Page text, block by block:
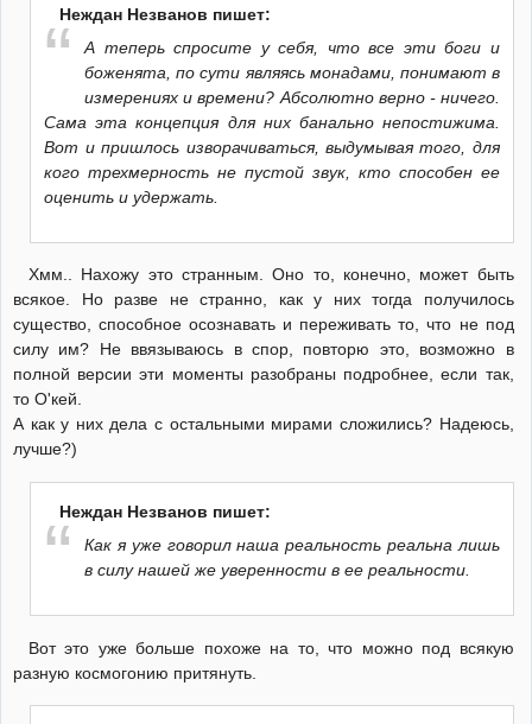
Неждан Незванов пишет:
А теперь спросите у себя, что все эти боги и
боженята, по сути являясь монадами, понимают в
измерениях и времени? Абсолютно верно - ничего.
Сама эта концепция для них банально непостижима.
Вот и пришлось изворачиваться, выдумывая того, для
кого трехмерность не пустой звук, кто способен ее
оценить и удержать.
Хмм.. Нахожу это странным. Оно то, конечно, может быть
всякое. Но разве не странно, как у них тогда получилось
существо, способное осознавать и переживать то, что не под
силу им? Не ввязываюсь в спор, повторю это, возможно в
полной версии эти моменты разобраны подробнее, если так,
то О'кей.
А как у них дела с остальными мирами сложились? Надеюсь,
лучше?)
Неждан Незванов пишет:
Как я уже говорил наша реальность реальна лишь
в силу нашей же уверенности в ее реальности.
Вот это уже больше похоже на то, что можно под всякую
разную космогонию притянуть.